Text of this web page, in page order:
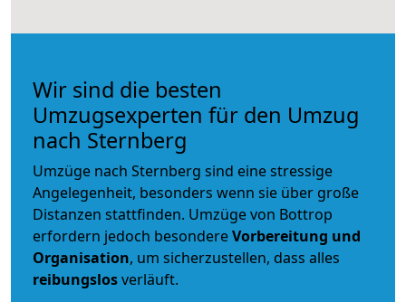
Wir sind die besten
Umzugsexperten für den Umzug
nach Sternberg
Umzüge nach Sternberg sind eine stressige
Angelegenheit, besonders wenn sie über große
Distanzen stattfinden. Umzüge von Bottrop
erfordern jedoch besondereVorbereitung und
Organisation, um sicherzustellen, dass alles
reibungslosverläuft.